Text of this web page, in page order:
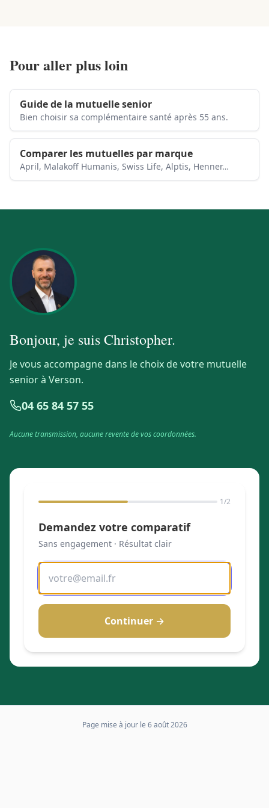
Pour aller plus loin
Guide de la mutuelle senior
Bien choisir sa complémentaire santé après 55 ans.
Comparer les mutuelles par marque
April, Malakoff Humanis, Swiss Life, Alptis, Henner…
Bonjour, je suisChristopher.
Je vous accompagne dans le choix de votre mutuelle
senior à Verson.
04 65 84 57 55
Aucune transmission, aucune revente de vos coordonnées.
1/2
Demandez votre comparatif
Sans engagement · Résultat clair
Continuer →
Page mise à jour le 6 août 2026